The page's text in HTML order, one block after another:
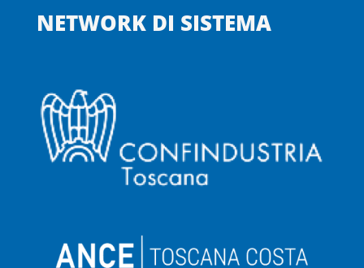
NETWORK DI SISTEMA